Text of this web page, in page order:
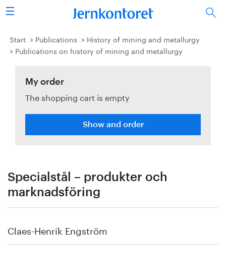
Search
Steel industry
Research & education
Energy & environment
Publications
About us
Start Publications
History of mining and metallurgy
Publications on history of mining and metallurgy
My order
The shopping cart is empty
Show and order
Specialstål – produkter och
marknadsföring
Claes-Henrik Engström